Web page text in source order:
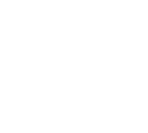
sıcak su geçen ısı